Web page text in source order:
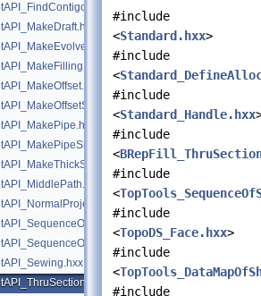
#include
<Standard.hxx>
#include
<
#include
<Standard_Handle.hxx
#include
<
#include
<
#include
<TopoDS_Face.hxx>
#include
<
#include